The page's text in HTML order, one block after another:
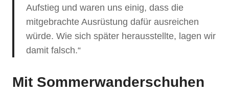
Aufstieg und waren uns einig, dass die
mitgebrachte Ausrüstung dafür ausreichen
würde. Wie sich später herausstellte, lagen wir
damit falsch.“
Mit Sommerwanderschuhen